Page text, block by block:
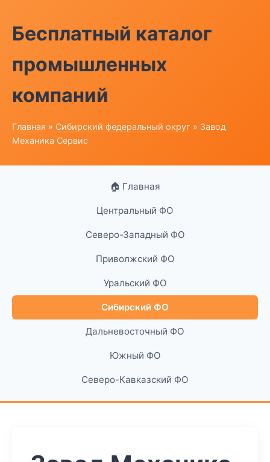
Бесплатный каталог
промышленных
компаний
Главная » Сибирский федеральный округ » Завод
Механика Сервис
🏠 Главная
Центральный ФО
Северо-Западный ФО
Приволжский ФО
Уральский ФО
Сибирский ФО
Дальневосточный ФО
Южный ФО
Северо-Кавказский ФО